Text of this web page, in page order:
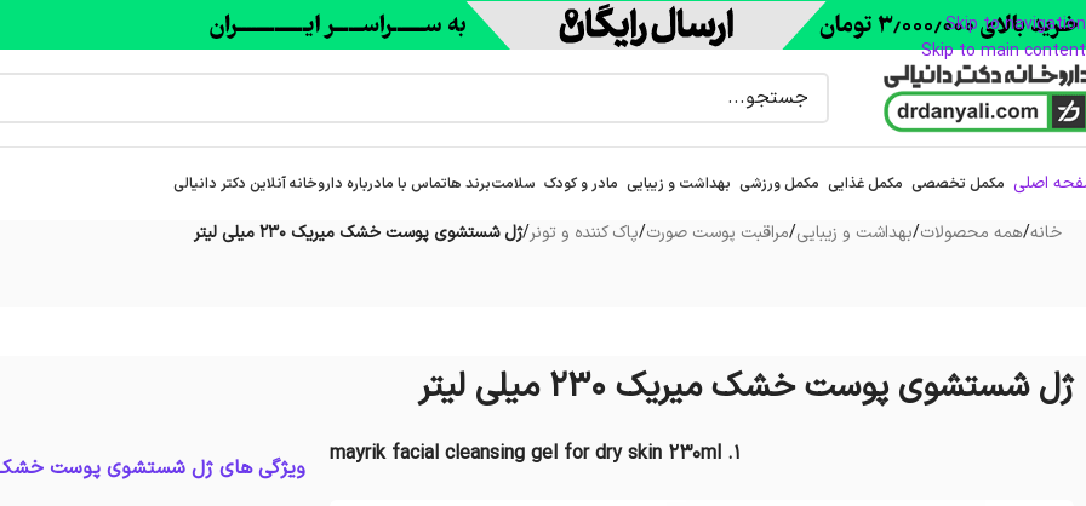
Skip to navigation
Skip to main content
اصلی مکمل تخصصی مکمل غذایی مکمل ورزشی بهداشت و زیبایی مادر و کودک سلامتبرند هاتماس با مادرباره‌ داروخانه آنلاین دکتر دانیالی
خانه/همه محصولات/بهداشت و زیبایی/مراقبت پوست صورت/پاک کننده و تونر/ژل شستشوی پوست خشک میریک 230 میلی لیتر
ژل شستشوی پوست خشک میریک 230 میلی لیتر
1. mayrik facial cleansing gel for dry skin 230ml
ویژگی های ژل شستشوی پوست